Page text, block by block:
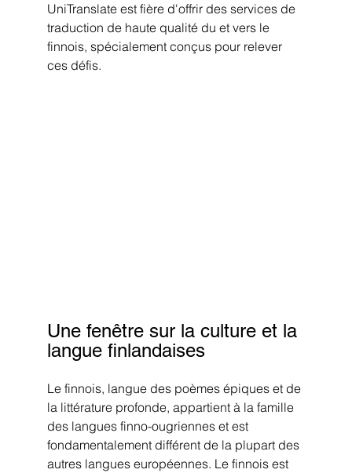
UniTranslate est fière d'offrir des services de
traduction de haute qualité du et vers le
finnois, spécialement conçus pour relever
ces défis.
Une fenêtre sur la culture et la
langue finlandaises
Le finnois, langue des poèmes épiques et de
la littérature profonde, appartient à la famille
des langues finno-ougriennes et est
fondamentalement différent de la plupart des
autres langues européennes. Le finnois est